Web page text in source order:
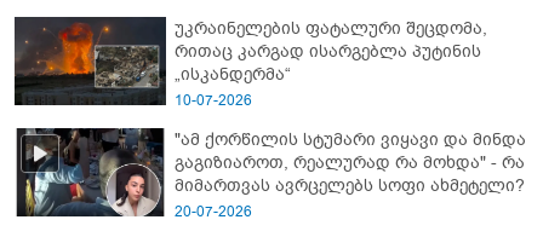
უკრაინელების ფატალური შეცდომა,
რითაც კარგად ისარგებლა პუტინის
„ისკანდერმა“
10-07-2026
"ამ ქორწილის სტუმარი ვიყავი და მინდა
გაგიზიაროთ, რეალურად რა მოხდა" - რა
მიმართვას ავრცელებს სოფი ახმეტელი?
20-07-2026